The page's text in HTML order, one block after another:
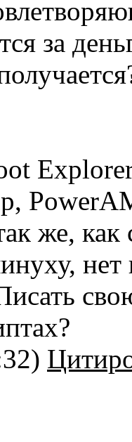
за
же,
нет